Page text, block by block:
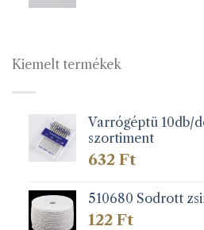
Kiemelt termékek
Varrógéptü 10db/
szortiment
632 Ft
510680 Sodrott
122 Ft